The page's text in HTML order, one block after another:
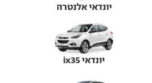
יונדאי אלנטרה
יונדאי ix35